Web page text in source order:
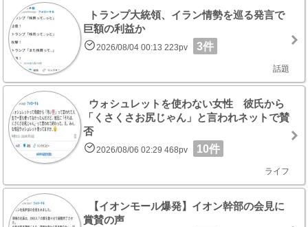
トランプ大統領、イラン情勢を巡る発言で
巨額の利益か
2026/08/04 00:13 223pv 3件
話題
ウォシュレットを使わない女性 彼氏から
「くさくさお尻じゃん」と言われネットで賛
否
2026/08/06 02:29 468pv 10件
ライフ
【イオンモール爆発】イオン幹部の会見に
賞賛の声